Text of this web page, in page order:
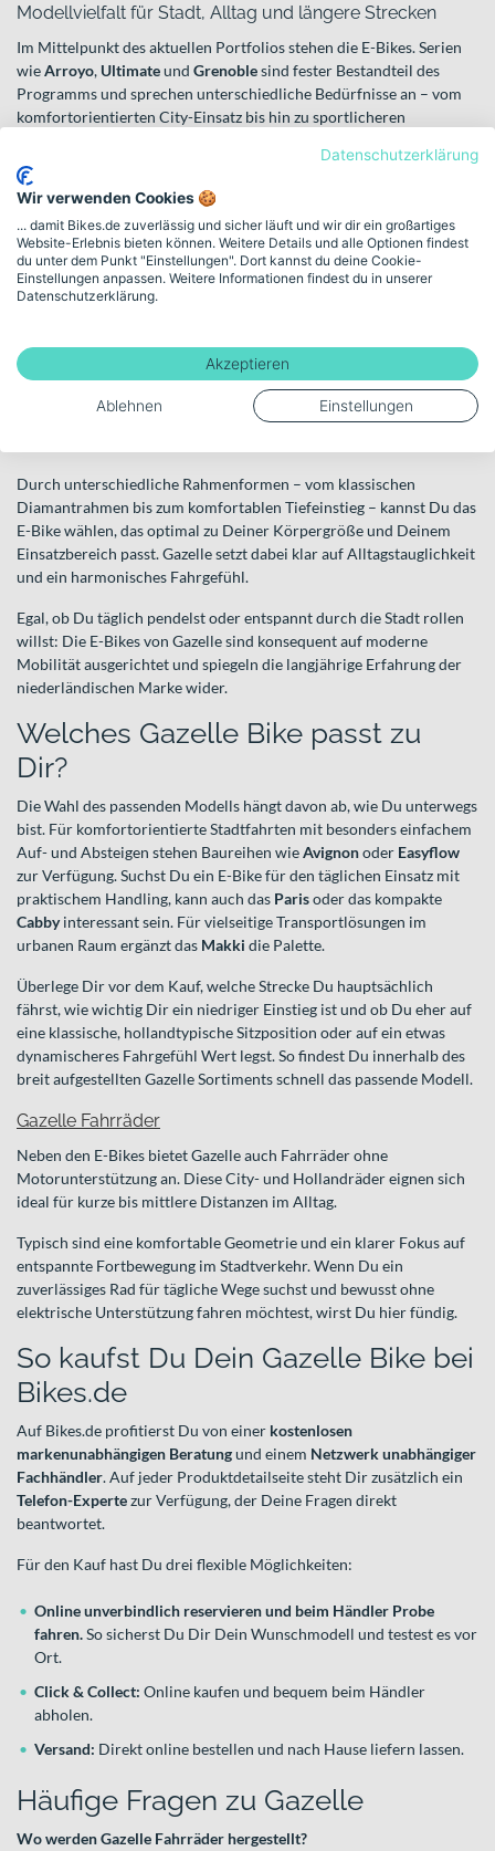
Modellvielfalt für Stadt, Alltag und längere Strecken
Im Mittelpunkt des aktuellen Portfolios stehen die E-Bikes. Serien
wieArroyo, Ultimateund Grenoblesind fester Bestandteil des
Programms und sprechen unterschiedliche Bedürfnisse an – vom
komfortorientierten City-Einsatz bis hin zu sportlicheren
vielseitige Lösung für urbane Mobilität.
Neben den elektrischen Modellen bietet Gazelle weiterhin
klassische Fahrräder im typischen niederländischen Stil.
Charakteristisch sind aufrechte Sitzpositionen und eine entspannte
Fahrweise – ideal für tägliche Wege, Einkäufe oder den Weg zur
Arbeit.
Wenn Du Dir elektrische Unterstützung wünschst, findest Du hier
die komplette E-Bike-Welt der Marke. Die Modellfamilien wie
Arroyo, Ultimate oder Grenoble decken komfortable City-Fahrten
Durch unterschiedliche Rahmenformen – vom klassischen
Diamantrahmen bis zum komfortablen Tiefeinstieg – kannst Du das
E-Bike wählen, das optimal zu Deiner Körpergröße und Deinem
Einsatzbereich passt. Gazelle setzt dabei klar auf Alltagstauglichkeit
und ein harmonisches Fahrgefühl.
Egal, ob Du täglich pendelst oder entspannt durch die Stadt rollen
willst: Die E-Bikes von Gazelle sind konsequent auf moderne
Mobilität ausgerichtet und spiegeln die langjährige Erfahrung der
niederländischen Marke wider.
Welches Gazelle Bike passt zu
Dir?
Die Wahl des passenden Modells hängt davon ab, wie Du unterwegs
bist. Für komfortorientierte Stadtfahrten mit besonders einfachem
Auf- und Absteigen stehen Baureihen wieAvignonoder Easyflow
zur Verfügung. Suchst Du ein E-Bike für den täglichen Einsatz mit
praktischem Handling, kann auch das Parisoder das kompakte
Cabbyinteressant sein. Für vielseitige Transportlösungen im
urbanen Raum ergänzt das Makki die Palette.
Überlege Dir vor dem Kauf, welche Strecke Du hauptsächlich
fährst, wie wichtig Dir ein niedriger Einstieg ist und ob Du eher auf
eine klassische, hollandtypische Sitzposition oder auf ein etwas
dynamischeres Fahrgefühl Wert legst. So findest Du innerhalb des
breit aufgestellten Gazelle Sortiments schnell das passende Modell.
Gazelle Fahrräder
Neben den E-Bikes bietet Gazelle auch Fahrräder ohne
Motorunterstützung an. Diese City- und Hollandräder eignen sich
ideal für kurze bis mittlere Distanzen im Alltag.
Typisch sind eine komfortable Geometrie und ein klarer Fokus auf
entspannte Fortbewegung im Stadtverkehr. Wenn Du ein
zuverlässiges Rad für tägliche Wege suchst und bewusst ohne
elektrische Unterstützung fahren möchtest, wirst Du hier fündig.
So kaufst Du Dein Gazelle Bike bei
Bikes.de
Auf Bikes.de profitierst Du von einer kostenlosen
markenunabhängigen Beratungund einem Netzwerk unabhängiger
Fachhändler. Auf jeder Produktdetailseite steht Dir zusätzlich ein
Telefon-Expertezur Verfügung, der Deine Fragen direkt
beantwortet.
Für den Kauf hast Du drei flexible Möglichkeiten:
Online unverbindlich reservieren und beim Händler Probe
fahren.So sicherst Du Dir Dein Wunschmodell und testest es vor
Ort.
Click & Collect: Online kaufen und bequem beim Händler
abholen.
Versand: Direkt online bestellen und nach Hause liefern lassen.
Häufige Fragen zu Gazelle
Wo werden Gazelle Fahrräder hergestellt?
Datenschutzerklärung
Wir verwenden Cookies 🍪
... damit Bikes.de zuverlässig und sicher läuft und wir dir ein großartiges
Website-Erlebnis bieten können. Weitere Details und alle Optionen findest
du unter dem Punkt "Einstellungen". Dort kannst du deine Cookie-
Einstellungen anpassen. Weitere Informationen findest du in unserer
Datenschutzerklärung.
Akzeptieren
Ablehnen Einstellungen